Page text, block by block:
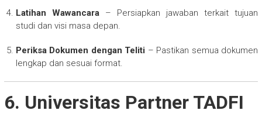
Latihan Wawancara– Persiapkan jawaban terkait tujuan
studi dan visi masa depan.
Periksa Dokumen dengan Teliti – Pastikan semua dokumen
lengkap dan sesuai format.
6. Universitas Partner TADFI